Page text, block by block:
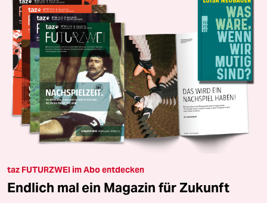
taz FUTURZWEI im Abo entdecken
Endlich mal ein Magazin für Zukunft